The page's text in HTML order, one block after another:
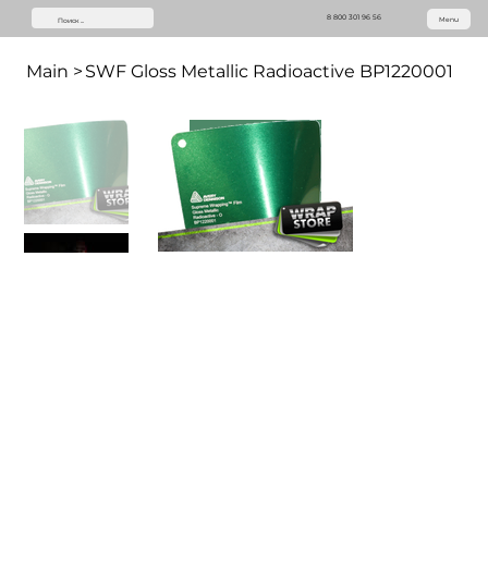
8 800 301 96 56 Menu
Main > SWF Gloss Metallic Radioactive BP1220001